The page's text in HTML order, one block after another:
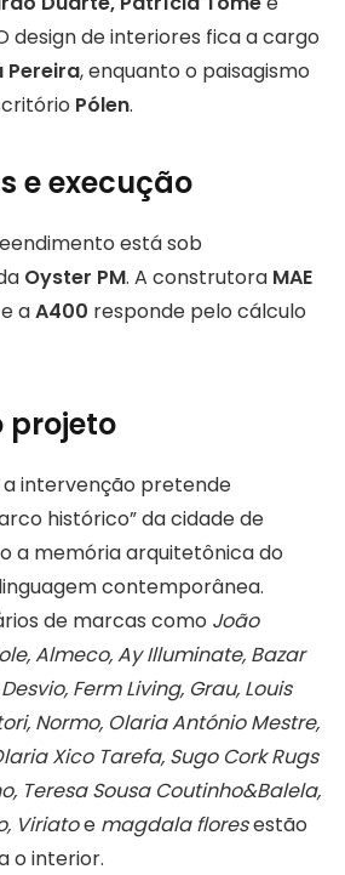
design de interiores fica a cargo
Pereira, enquanto o paisagismo
Pólen.
e execução
está sob
Oyster PM. A construtora MAE
aA400 responde pelo cálculo
projeto
a intervenção pretende
histórico” da cidade de
a memória arquitetônica do
contemporânea.
de marcas como João
Almeco, Ay Illuminate, Bazar
Ferm Living, Grau, Louis
Normo, Olaria António Mestre,
Xico Tarefa, Sugo Cork Rugs
Teresa Sousa Coutinho&Balela,
Viriatoe magdala floresestão
o interior.